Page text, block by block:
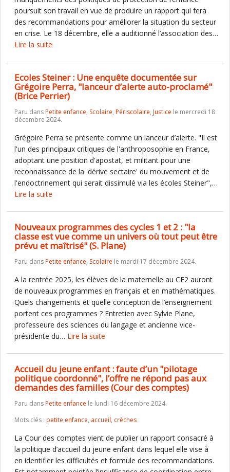
poursuit son travail en vue de produire un rapport qui fera
des recommandations pour améliorer la situation du secteur
en crise. Le 18 décembre, elle a auditionné l’association des…
Lire la suite
Ecoles Steiner : Une enquête documentée sur
Grégoire Perra, "lanceur d’alerte auto-proclamé"
(Brice Perrier)
Paru dansPetite enfance, Scolaire, Périscolaire, Justice le mercredi 18
décembre 2024.
Grégoire Perra se présente comme un lanceur d’alerte. "Il est
l'un des principaux critiques de l'anthroposophie en France,
adoptant une position d'apostat, et militant pour une
reconnaissance de la 'dérive sectaire' du mouvement et de
l'endoctrinement qui serait dissimulé via les écoles Steiner",…
Lire la suite
Nouveaux programmes des cycles 1 et 2 : "la
classe est vue comme un univers où tout peut être
prévu et maîtrisé" (S. Plane)
Paru dansPetite enfance, Scolaire le mardi 17 décembre 2024.
A la rentrée 2025, les élèves de la maternelle au CE2 auront
de nouveaux programmes en français et en mathématiques.
Quels changements et quelle conception de l’enseignement
portent ces programmes ? Entretien avec Sylvie Plane,
professeure des sciences du langage et ancienne vice-
présidente du… Lire la suite
Accueil du jeune enfant : faute d’un "pilotage
politique coordonné", l’offre ne répond pas aux
demandes des familles (Cour des comptes)
Paru dansPetite enfance le lundi 16 décembre 2024.
Mots clés : petite enfance, accueil, crèches
La Cour des comptes vient de publier un rapport consacré à
la politique d’accueil du jeune enfant dans lequel elle vise à
en identifier les difficultés et formule des recommandations.